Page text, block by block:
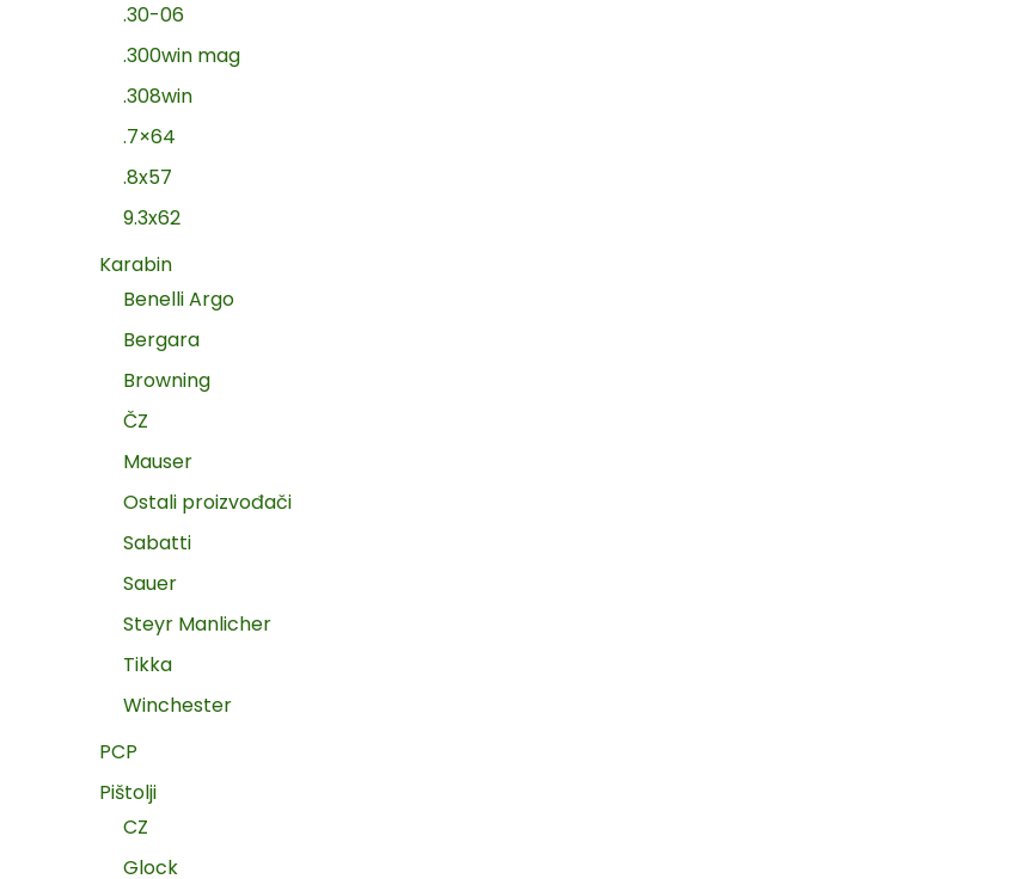
.30-06
.300win mag
.308win
.7×64
.8x57
9.3x62
Karabin
Benelli Argo
Bergara
Browning
ČZ
Mauser
Ostali proizvođači
Sabatti
Sauer
Steyr Manlicher
Tikka
Winchester
PCP
Pištolji
CZ
Glock